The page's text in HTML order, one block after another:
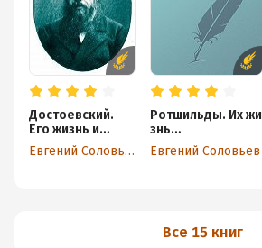
Достоевский.
Его жизнь и
литературная
деятельность Евгений Соловьев
Ротшильды. Их жи
знь
и капиталистичес
кая деятельность
Евгений Соловьев
Все 15 книг